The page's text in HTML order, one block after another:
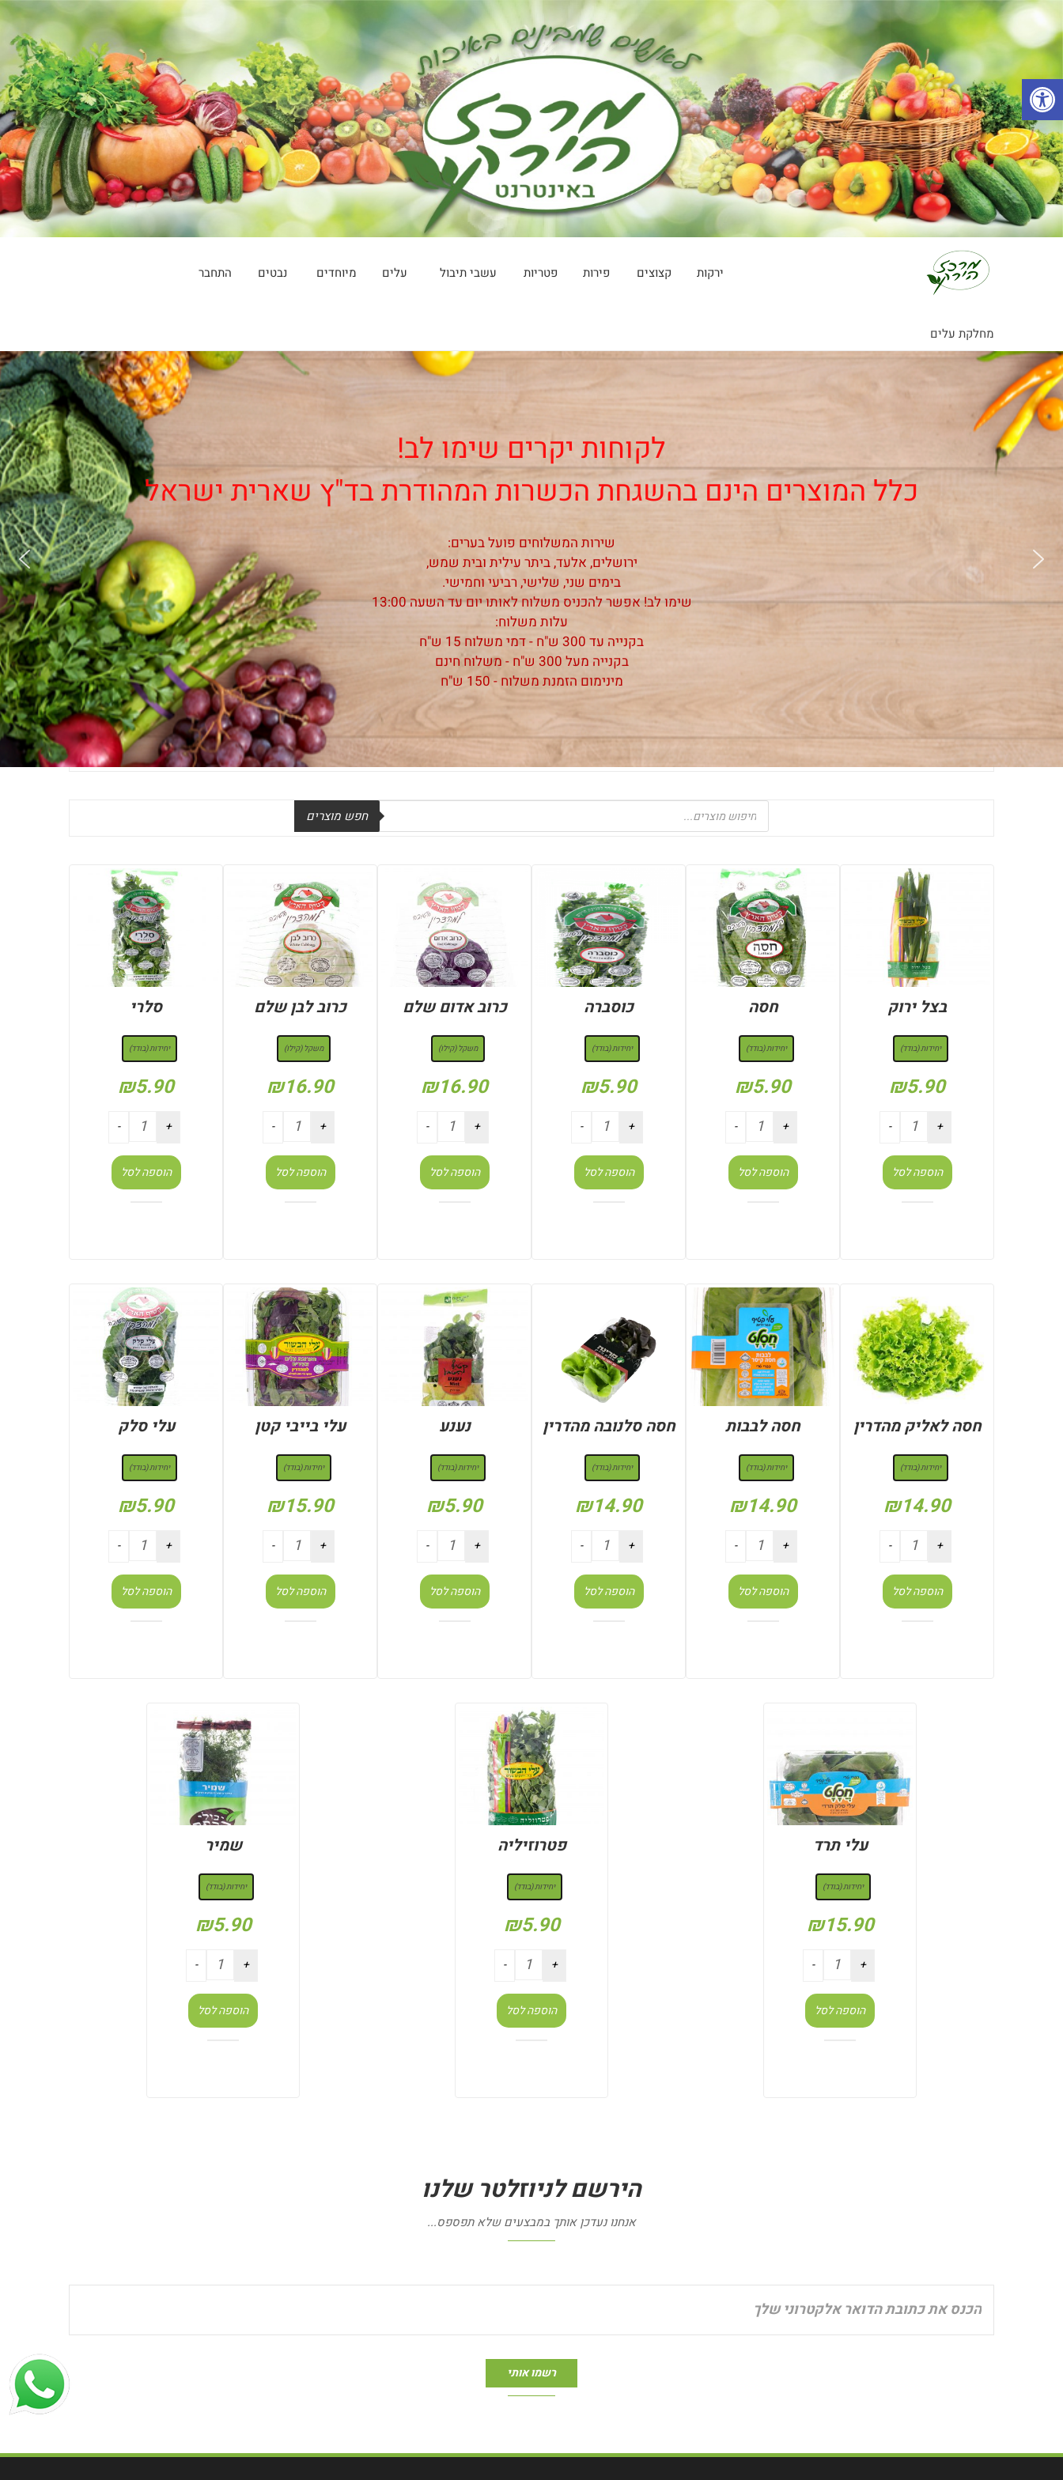
פתח סרגל נגישות
ירקות קצוצים פירות פטריות עשבי תיבול עלים מיוחדים נבטים התחבר
מחלקת עלים
לקוחות יקרים שימו לב!
כלל המוצרים הינם בהשגחת הכשרות המהודרת בד"ץ שארית ישראל
שירות המשלוחים פועל בערים:
ירושלים, אלעד, ביתר עילית ובית שמש,
בימים שני, שלישי, רביעי וחמישי.
שימו לב! אפשר להכניס משלוח לאותו יום עד השעה 13:00
עלות משלוח:
בקנייה עד 300 ש"ח - דמי משלוח 15 ש"ח
בקנייה מעל 300 ש"ח - משלוח חינם
מינימום הזמנת משלוח - 150 ש"ח
search
חפש מוצרים
בצל ירוק
יחידות (בודד)
₪5.90
הוספה לסל
חסה
יחידות (בודד)
₪5.90
הוספה לסל
כוסברה
יחידות (בודד)
₪5.90
הוספה לסל
כרוב אדום שלם
משקל (קילו)
₪16.90
הוספה לסל
כרוב לבן שלם
משקל (קילו)
₪16.90
הוספה לסל
סלרי
יחידות (בודד)
₪5.90
הוספה לסל
חסה לאליק מהדרין
יחידות (בודד)
₪14.90
הוספה לסל
חסה לבבות
יחידות (בודד)
₪14.90
הוספה לסל
חסה סלנובה מהדרין
יחידות (בודד)
₪14.90
הוספה לסל
נענע
יחידות (בודד)
₪5.90
הוספה לסל
עלי בייבי קטן
יחידות (בודד)
₪15.90
הוספה לסל
עלי סלק
יחידות (בודד)
₪5.90
הוספה לסל
עלי תרד
יחידות (בודד)
₪15.90
הוספה לסל
פטרוזיליה
יחידות (בודד)
₪5.90
הוספה לסל
שמיר
יחידות (בודד)
₪5.90
הוספה לסל
הירשםלניוזלטר שלנו
אנחנו נעדכן אותך במבצעים שלא תפספס...